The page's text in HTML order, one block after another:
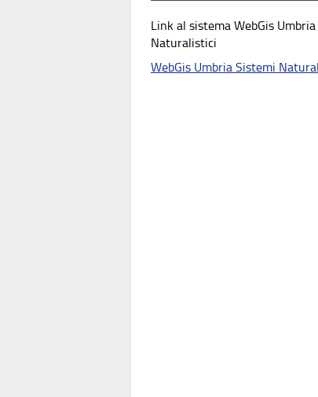
Link al sistema WebGis
Naturalistici
WebGis Umbria Sistemi